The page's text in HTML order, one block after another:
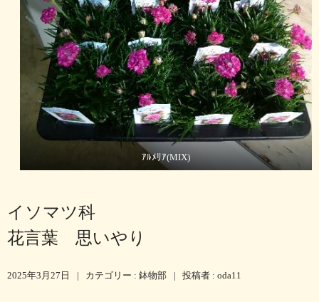
ｱﾙﾒﾘｱ(MIX)
イソマツ科
花言葉 思いやり
2025年3月27日 | カテゴリー : 鉢物部 | 投稿者 : oda11